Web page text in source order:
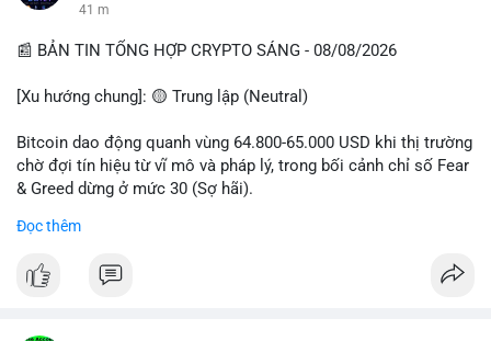
41 m
📰 BẢN TIN TỔNG HỢP CRYPTO SÁNG - 08/08/2026
[Xu hướng chung]: 🟡 Trung lập (Neutral)
Bitcoin dao động quanh vùng 64.800-65.000 USD khi thị trường
chờ đợi tín hiệu từ vĩ mô và pháp lý, trong bối cảnh chỉ số Fear
& Greed dừng ở mức 30 (Sợ hãi).
- Thị trường & Giá cả: Chuỗi giao dịch cá voi BTC diễn ra dày
triệu USD lúc 08:19 UTC và 61,37 BTC (gần 4 triệu USD) lúc
Đọc thêm